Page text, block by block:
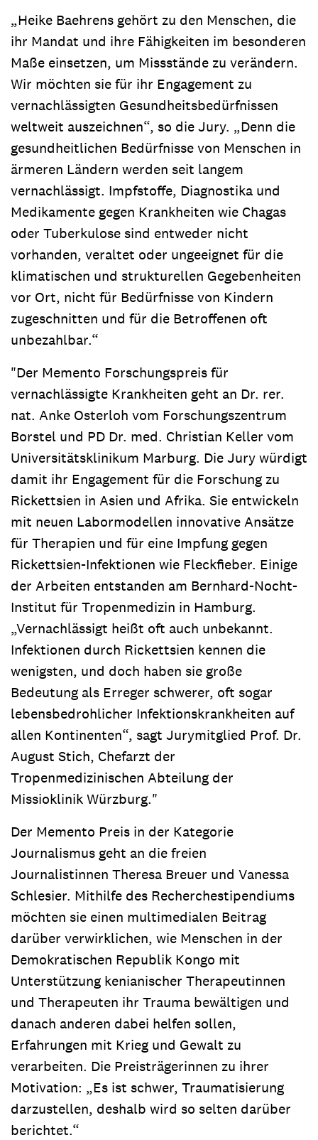
„Heike Baehrens gehört zu den Menschen, die
ihr Mandat und ihre Fähigkeiten im besonderen
Maße einsetzen, um Missstände zu verändern.
Wir möchten sie für ihr Engagement zu
vernachlässigten Gesundheitsbedürfnissen
weltweit auszeichnen“, so die Jury. „Denn die
gesundheitlichen Bedürfnisse von Menschen in
ärmeren Ländern werden seit langem
vernachlässigt. Impfstoffe, Diagnostika und
Medikamente gegen Krankheiten wie Chagas
oder Tuberkulose sind entweder nicht
vorhanden, veraltet oder ungeeignet für die
klimatischen und strukturellen Gegebenheiten
vor Ort, nicht für Bedürfnisse von Kindern
zugeschnitten und für die Betroffenen oft
unbezahlbar.“
"Der Memento Forschungspreis für
vernachlässigte Krankheiten geht an Dr. rer.
nat. Anke Osterloh vom Forschungszentrum
Borstel und PD Dr. med. Christian Keller vom
Universitätsklinikum Marburg. Die Jury würdigt
damit ihr Engagement für die Forschung zu
Rickettsien in Asien und Afrika. Sie entwickeln
mit neuen Labormodellen innovative Ansätze
für Therapien und für eine Impfung gegen
Rickettsien-Infektionen wie Fleckfieber. Einige
der Arbeiten entstanden am Bernhard-Nocht-
Institut für Tropenmedizin in Hamburg.
„Vernachlässigt heißt oft auch unbekannt.
Infektionen durch Rickettsien kennen die
wenigsten, und doch haben sie große
Bedeutung als Erreger schwerer, oft sogar
lebensbedrohlicher Infektionskrankheiten auf
allen Kontinenten“, sagt Jurymitglied Prof. Dr.
August Stich, Chefarzt der
Tropenmedizinischen Abteilung der
Missioklinik Würzburg."
Der Memento Preis in der Kategorie
Journalismus geht an die freien
Journalistinnen Theresa Breuer und Vanessa
Schlesier. Mithilfe des Recherchestipendiums
möchten sie einen multimedialen Beitrag
darüber verwirklichen, wie Menschen in der
Demokratischen Republik Kongo mit
Unterstützung kenianischer Therapeutinnen
und Therapeuten ihr Trauma bewältigen und
danach anderen dabei helfen sollen,
Erfahrungen mit Krieg und Gewalt zu
verarbeiten. Die Preisträgerinnen zu ihrer
Motivation: „Es ist schwer, Traumatisierung
darzustellen, deshalb wird so selten darüber
berichtet.“